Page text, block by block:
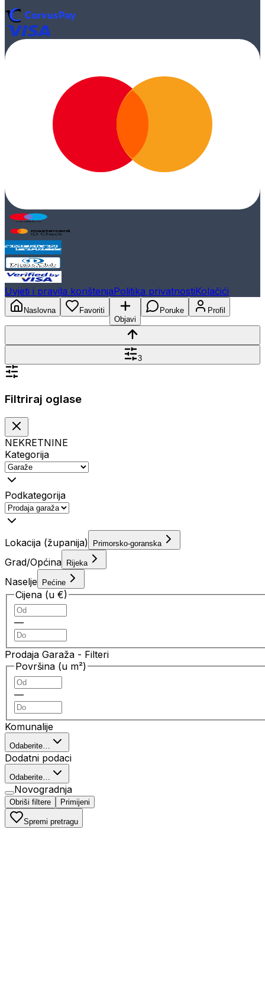
Uvjeti i pravila korištenjaPolitika privatnostiKolačići
Naslovna
Favoriti
Objavi
Poruke Profil
3
Filtriraj oglase
NEKRETNINE
Kategorija
Podkategorija
Lokacija (županija) Primorsko-goranska
Grad/Općina Rijeka
Naselje Pećine
Cijena (u €)
—
Prodaja Garaža - Filteri
Površina (u m²)
—
Komunalije
Odaberite…
Dodatni podaci
Odaberite…
Novogradnja
Obriši filtere Primijeni
Spremi pretragu